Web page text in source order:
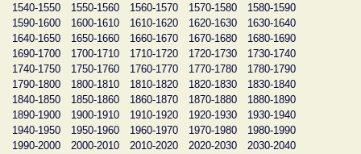
1540-1550
1550-1560 1560-1570 1570-1580
1580-1590
1590-1600
1600-1610 1610-1620 1620-1630
1630-1640
1640-1650
1650-1660 1660-1670 1670-1680
1680-1690
1690-1700
1700-1710 1710-1720 1720-1730
1730-1740
1740-1750
1750-1760 1760-1770 1770-1780
1780-1790
1790-1800
1800-1810 1810-1820 1820-1830
1830-1840
1840-1850
1850-1860 1860-1870 1870-1880
1880-1890
1890-1900
1900-1910 1910-1920 1920-1930
1930-1940
1940-1950
1950-1960 1960-1970 1970-1980
1980-1990
1990-2000
2000-2010 2010-2020 2020-2030
2030-2040